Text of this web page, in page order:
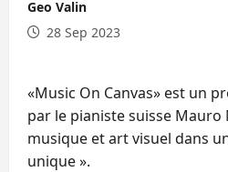
Geo Valin
28 Sep 2023
«Music On Canvas» est un
par le pianiste suisse
musique et art visuel dans
unique ».